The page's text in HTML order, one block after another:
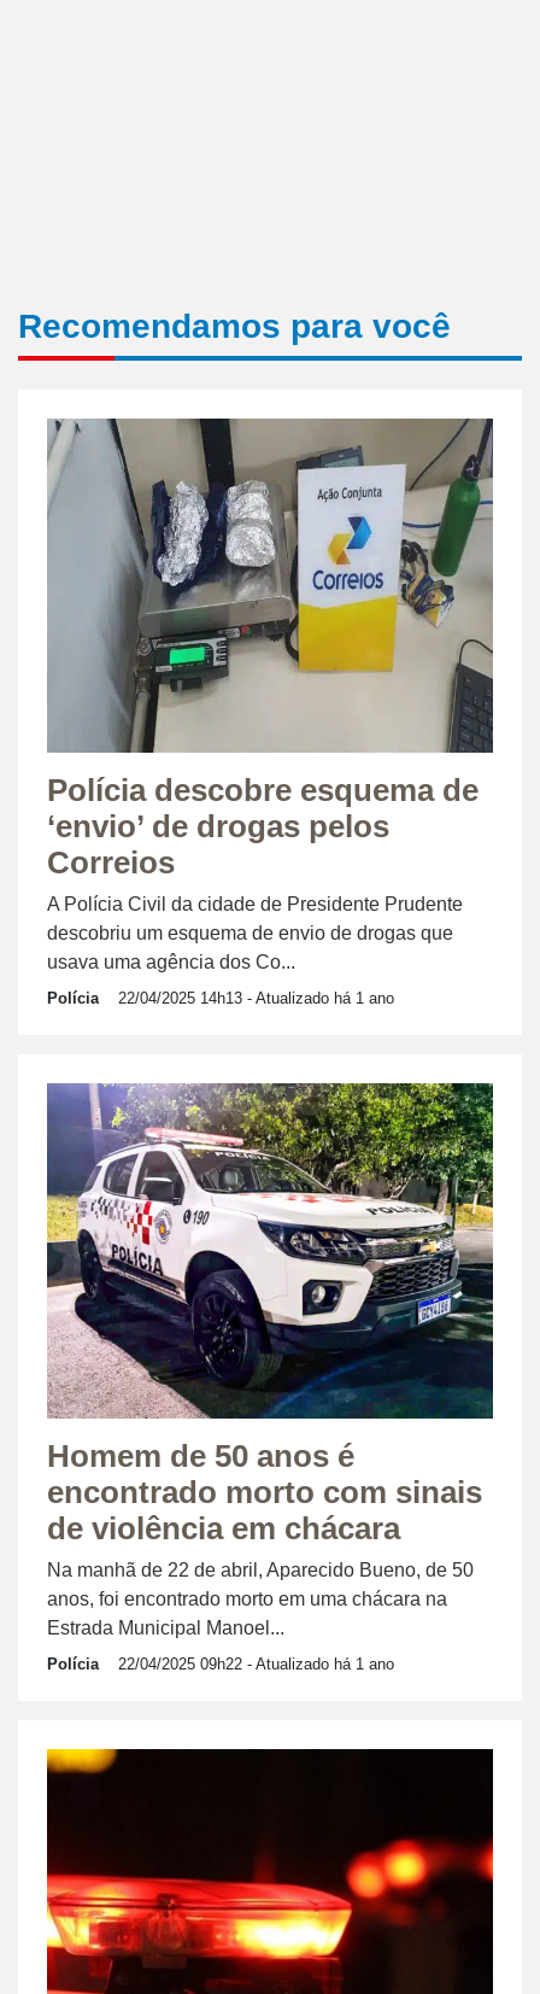
Recomendamos para você
Polícia descobre esquema de
‘envio’ de drogas pelos
Correios
A Polícia Civil da cidade de Presidente Prudente
descobriu um esquema de envio de drogas que
usava uma agência dos Co...
Polícia 22/04/2025 14h13 - Atualizado há 1 ano
Homem de 50 anos é
encontrado morto com sinais
de violência em chácara
Na manhã de 22 de abril, Aparecido Bueno, de 50
anos, foi encontrado morto em uma chácara na
Estrada Municipal Manoel...
Polícia 22/04/2025 09h22 - Atualizado há 1 ano